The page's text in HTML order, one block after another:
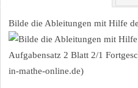
Bilde die Ableitungen mit Hilfe